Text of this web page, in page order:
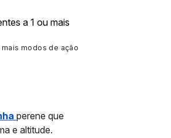
modos de ação
perene que
e altitude.